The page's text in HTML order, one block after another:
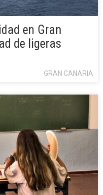
en Gran
de ligeras
GRAN CANARIA